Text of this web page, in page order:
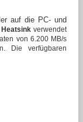
auf die PC- und
verwendet
von 6.200 MB/s
Die verfügbaren